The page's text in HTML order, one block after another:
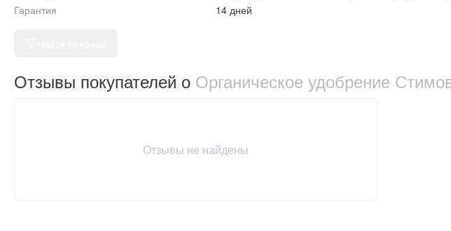
Гарантия
14 дней
Отзывы покупателей о Органическое удобрение
Отзывы не найдены